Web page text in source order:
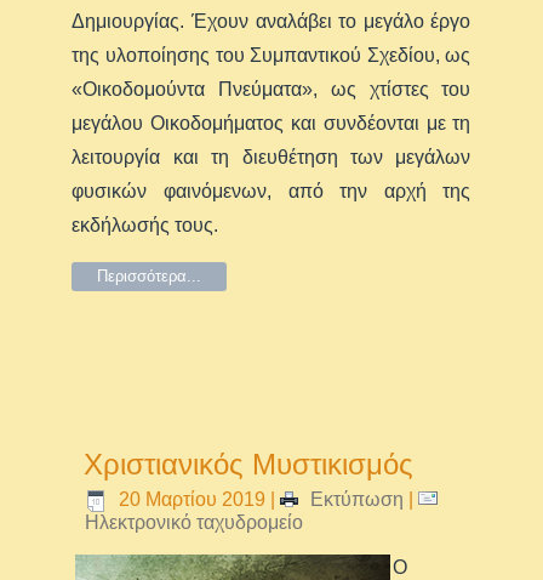
Δημιουργίας. Έχουν αναλάβει το μεγάλο έργο
της υλοποίησης του Συμπαντικού Σχεδίου, ως
«Οικοδομούντα Πνεύματα», ως χτίστες του
μεγάλου Οικοδομήματος και συνδέονται με τη
λειτουργία και τη διευθέτηση των μεγάλων
φυσικών φαινόμενων, από την αρχή της
εκδήλωσής τους.
Περισσότερα...
Χριστιανικός Μυστικισμός
20 Μαρτίου 2019 | Εκτύπωση
Ηλεκτρονικό ταχυδρομείο
Ο